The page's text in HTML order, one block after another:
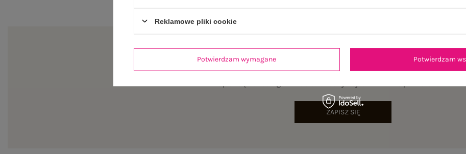
ZAPISZ SIĘ
Reklamowe pliki cookie
Potwierdzam wymagane Potwierdzam